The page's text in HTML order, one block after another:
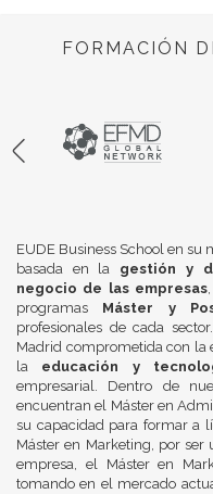
FORMACIÓN
EUDE Business School en
basada en la gestión y
negocio de las empresas
programas Máster y
profesionales de cada
Madrid comprometida con la
la educación y
empresarial. Dentro de
encuentran el Máster en
su capacidad para formar a
Máster en Marketing, por
empresa, el Máster en
tomando en el mercado